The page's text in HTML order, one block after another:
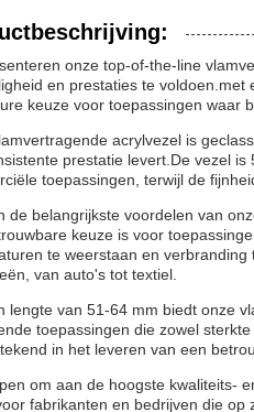
onze top-of-the-line
en prestaties te
keuze voor toepassingen waar
acrylvezel is
prestatie levert.De vezel
toepassingen, terwijl de
de belangrijkste voordelen van
keuze is voor
te weerstaan en
van auto's tot textiel.
lengte van 51-64 mm biedt onze
toepassingen die zowel
in het leveren van een
om aan de hoogste kwaliteits-
fabrikanten en bedrijven die